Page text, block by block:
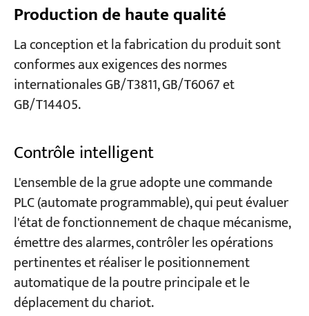
Production de haute qualité
La conception et la fabrication du produit sont
conformes aux exigences des normes
internationales GB/T3811, GB/T6067 et
GB/T14405.
Contrôle intelligent
L'ensemble de la grue adopte une commande
PLC (automate programmable), qui peut évaluer
l'état de fonctionnement de chaque mécanisme,
émettre des alarmes, contrôler les opérations
pertinentes et réaliser le positionnement
automatique de la poutre principale et le
déplacement du chariot.